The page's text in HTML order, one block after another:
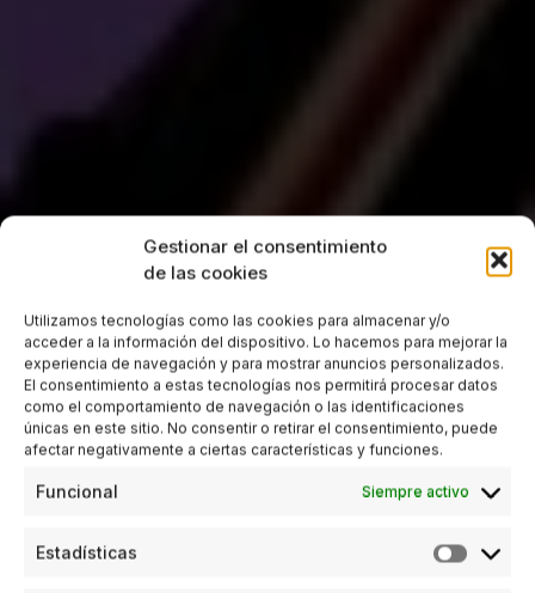
Gestionar el consentimiento
de las cookies
Utilizamos tecnologías como las cookies para almacenar y/o
acceder a la información del dispositivo. Lo hacemos para mejorar la
experiencia de navegación y para mostrar anuncios personalizados.
El consentimiento a estas tecnologías nos permitirá procesar datos
como el comportamiento de navegación o las identificaciones
únicas en este sitio. No consentir o retirar el consentimiento, puede
afectar negativamente a ciertas características y funciones.
Funcional Siempre activo
Estadísticas